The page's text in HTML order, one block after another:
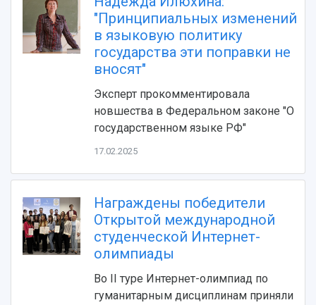
Устойчивое развитие
Кампус
3D-тур по университету
Учебный аэродром
Центр истории авиационных двигателей
Ботанический сад
Международный межвузовский кампус
Сведения об образовательной организации
Официальные документы
Видеолекции
Противодействие COVID-19
деятельности
Журналы Самарского университета
Научные конференции
Отчеты о проведенных конференциях
"Принципиальных изменений
в языковую политику
государства эти поправки не
вносят"
Эксперт прокомментировала
новшества в Федеральном законе "О
государственном языке РФ"
17.02.2025
Награждены победители
Открытой международной
студенческой Интернет-
олимпиады
Во II туре Интернет-олимпиад по
гуманитарным дисциплинам приняли